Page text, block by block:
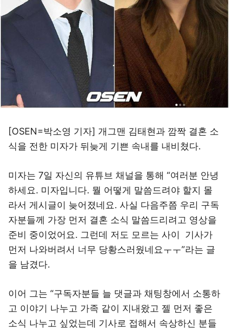
[OSEN=박소영 기자] 개그맨 김태현과 깜짝 결혼 소
식을 전한 미자가 뒤늦게 기쁜 속내를 내비쳤다.
미자는 7일 자신의 유튜브 채널을 통해 “여러분 안녕
하세요. 미자입니다. 뭘 어떻게 말씀드려야 할지 몰
라서 게시글이 늦어졌네요. 사실 다음주쯤 우리 구독
자분들께 가장 먼저 결혼 소식 말씀드리려고 영상을
준비 중이었어요. 그런데 저도 모르는 사이 기사가
먼저 나와버려서 너무 당황스러웠네요ㅜㅜ”라는 글
을 남겼다.
이어 그는 “구독자분들 늘 댓글과 채팅창에서 소통하
고 이야기 나누고 가족 같이 지내왔고 젤 먼저 좋은
소식 나누고 싶었는데 기사로 접해서 속상하신 분들